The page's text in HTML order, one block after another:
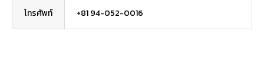
โทรศัพท์ +81 94-052-0016